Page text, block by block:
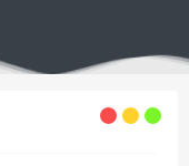
大开版本 弹奏解析 教学指导 精讲 家长辅导